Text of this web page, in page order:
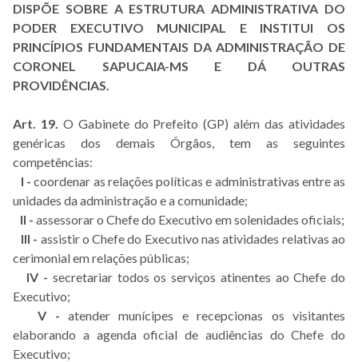
DISPÕE SOBRE A ESTRUTURA ADMINISTRATIVA DO
PODER EXECUTIVO MUNICIPAL E INSTITUI OS
PRINCÍPIOS FUNDAMENTAIS DA ADMINISTRAÇÃO DE
CORONEL SAPUCAIA-MS E DÁ OUTRAS
PROVIDÊNCIAS.
Art. 19. O Gabinete do Prefeito (GP) além das atividades
genéricas dos demais Órgãos, tem as seguintes
competências:
I - coordenar as relações políticas e administrativas entre as
unidades da administração e a comunidade;
II - assessorar o Chefe do Executivo em solenidades oficiais;
III - assistir o Chefe do Executivo nas atividades relativas ao
cerimonial em relações públicas;
IV - secretariar todos os serviços atinentes ao Chefe do
Executivo;
V - atender munícipes e recepcionas os visitantes
elaborando a agenda oficial de audiências do Chefe do
Executivo;